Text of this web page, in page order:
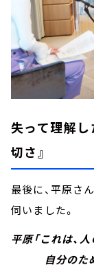
失って理解し
切さ』
最後に、平原さ
伺いました。
平原「これは、
自分のため